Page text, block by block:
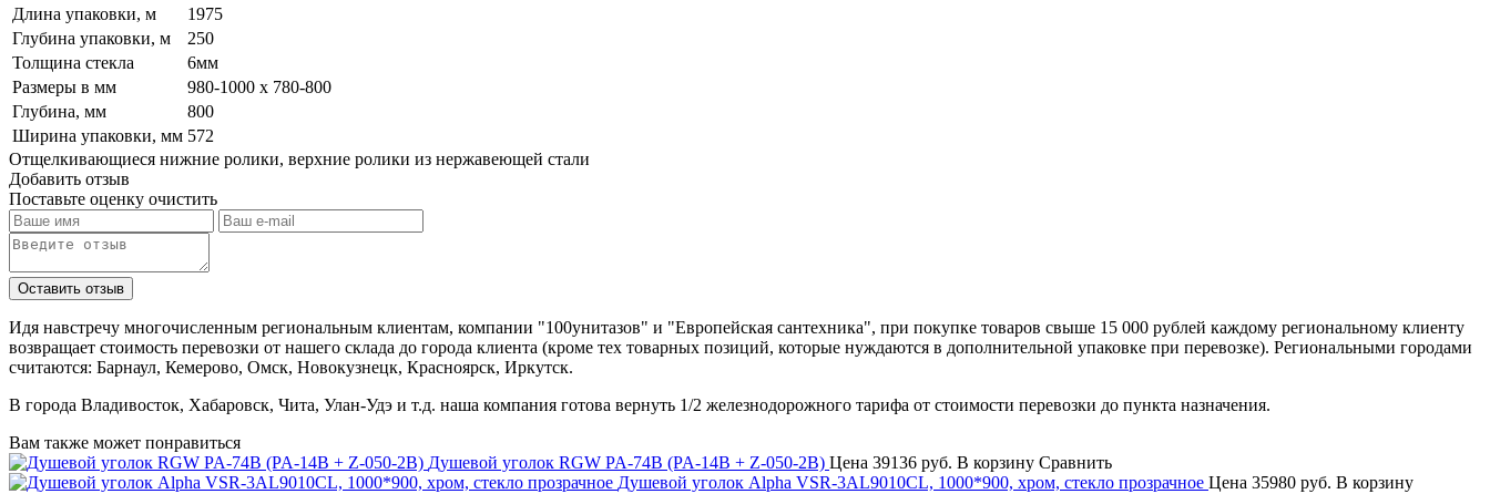
Длина упаковки, м
1975
Глубина упаковки, м
250
Толщина стекла
6мм
Размеры в мм
980-1000 x 780-800
Глубина, мм
800
Ширина упаковки, мм 572
Отщелкивающиеся нижние ролики, верхние ролики из нержавеющей стали
Добавить отзыв
Поставьте оценку очистить
Идя навстречу многочисленным региональным клиентам, компании "100унитазов" и "Европейская сантехника", при покупке товаров свыше 15 000 рублей каждому региональному клиенту
возвращает стоимость перевозки от нашего склада до города клиента (кроме тех товарных позиций, которые нуждаются в дополнительной упаковке при перевозке). Региональными городами
считаются: Барнаул, Кемерово, Омск, Новокузнецк, Красноярск, Иркутск.
В города Владивосток, Хабаровск, Чита, Улан-Удэ и т.д. наша компания готова вернуть 1/2 железнодорожного тарифа от стоимости перевозки до пункта назначения.
Вам также может понравиться
Душевой уголок RGW PA-74B (PA-14B + Z-050-2B) Цена 39136 руб. В корзину Сравнить
Душевой уголок Alpha VSR-3AL9010CL, 1000*900, хром, стекло прозрачное Цена 35980 руб. В корзину